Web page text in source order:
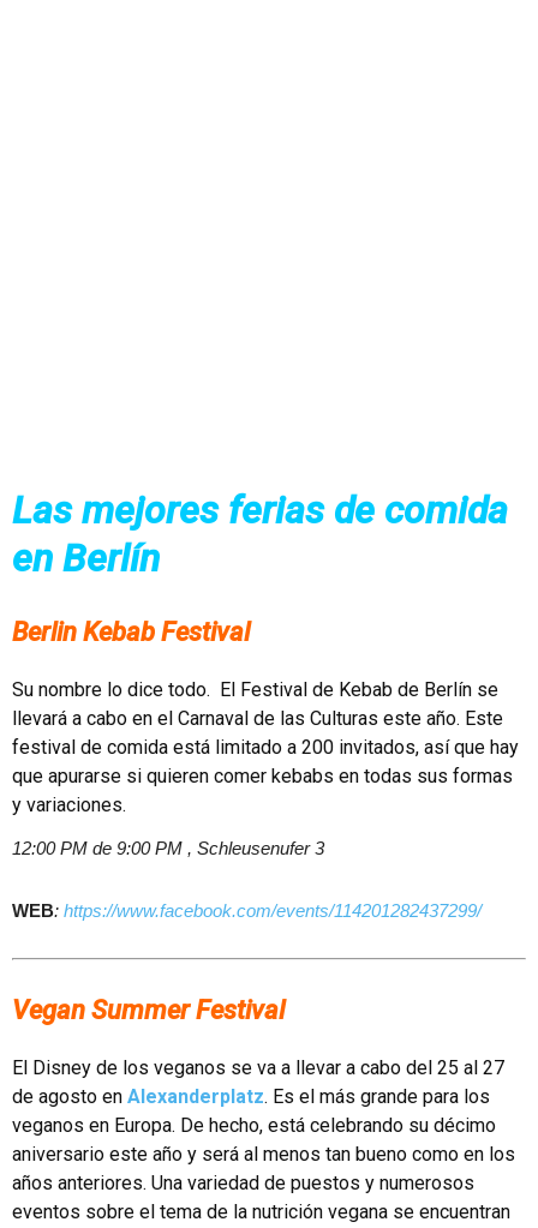
Las mejores ferias de comida
en Berlín
Berlin Kebab Festival
Su nombre lo dice todo. El Festival de Kebab de Berlín se
llevará a cabo en el Carnaval de las Culturas este año. Este
festival de comida está limitado a 200 invitados, así que hay
que apurarse si quieren comer kebabs en todas sus formas
y variaciones.
12:00 PM de 9:00 PM , Schleusenufer 3
WEB: https://www.facebook.com/events/114201282437299/
Vegan Summer Festival
El Disney de los veganos se va a llevar a cabo del 25 al 27
de agosto en Alexanderplatz. Es el más grande para los
veganos en Europa. De hecho, está celebrando su décimo
aniversario este año y será al menos tan bueno como en los
años anteriores. Una variedad de puestos y numerosos
eventos sobre el tema de la nutrición vegana se encuentran